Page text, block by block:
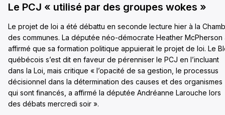
Le PCJ « utilisé par des groupes wokes »
Le projet de loi a été débattu en seconde lecture hier à la
des communes. La députée néo-démocrate Heather McPherson
affirmé que sa formation politique appuierait le projet de loi. Le
québécois s’est dit en faveur de pérenniser le PCJ en l’incluant
dans la Loi, mais critique « l’opacité de sa gestion, le processus
décisionnel dans la détermination des causes et des organismes
qui sont financés, a affirmé la députée Andréanne Larouche lors
des débats mercredi soir ».